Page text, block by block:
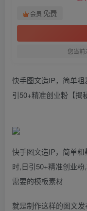
会员 免费
您当
快手图文造IP，简单
引50+精准创业粉【揭
快手图文造IP，简单
时,日引50+精准创业
需要的模板素材
就是制作这样的图文